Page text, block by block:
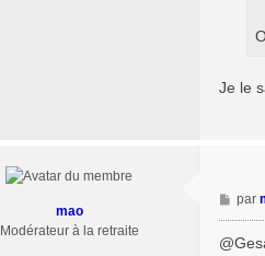
Je le
mao
Modérateur à la retraite
M
e
s
par